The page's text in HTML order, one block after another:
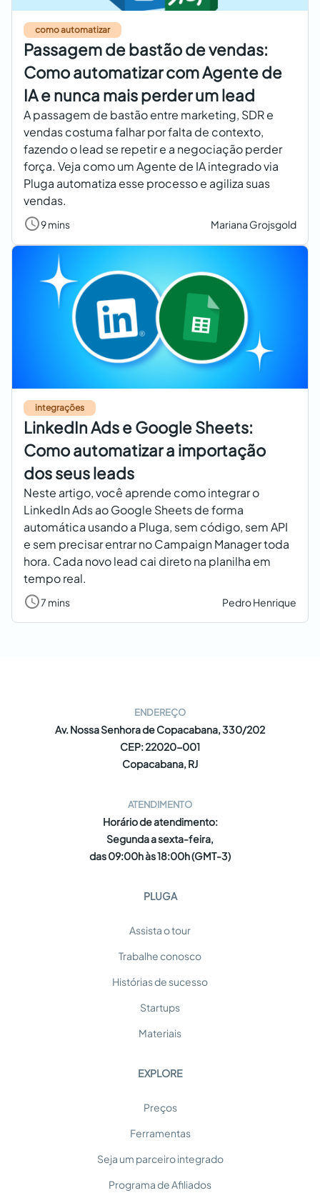
como automatizar
Passagem de bastão de vendas:
Como automatizar com Agente de
IA e nunca mais perder um lead
A passagem de bastão entre marketing, SDR e
vendas costuma falhar por falta de contexto,
fazendo o lead se repetir e a negociação perder
força. Veja como um Agente de IA integrado via
Pluga automatiza esse processo e agiliza suas
vendas.
9 mins Mariana Grojsgold
integrações
LinkedIn Ads e Google Sheets:
Como automatizar a importação
dos seus leads
Neste artigo, você aprende como integrar o
LinkedIn Ads ao Google Sheets de forma
automática usando a Pluga, sem código, sem API
e sem precisar entrar no Campaign Manager toda
hora. Cada novo lead cai direto na planilha em
tempo real.
7 mins Pedro Henrique
ENDEREÇO
Av. Nossa Senhora de Copacabana, 330/202
CEP: 22020-001
Copacabana, RJ
ATENDIMENTO
Horário de atendimento:
Segunda a sexta-feira,
das 09:00h às 18:00h (GMT-3)
PLUGA
Assista o tour
Trabalhe conosco
Histórias de sucesso
Startups
Materiais
EXPLORE
Preços
Ferramentas
Seja um parceiro integrado
Programa de Afiliados